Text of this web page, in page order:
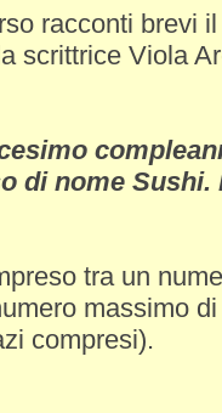
racconti brevi
scrittrice Viola
di nome Sushi.
tra un
massimo
compresi).